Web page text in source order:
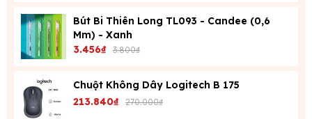
Bút Bi Thiên Long TL093 - Candee (0,6
Mm) - Xanh
3.456₫ 3.800₫
Chuột Không Dây Logitech B 175
213.840₫ 270.000₫